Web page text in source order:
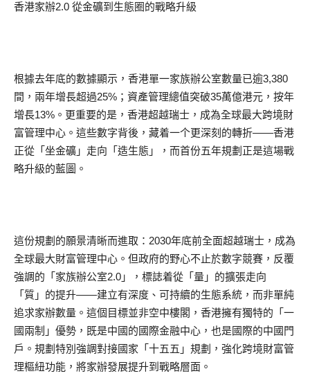
香港家辦2.0 從金礦到生態圈的戰略升級
根據去年底的數據顯示，香港單一家族辦公室數量已逾3,380
間，兩年增長超過25%；資產管理總值突破35萬億港元，按年
增長13%。更重要的是，香港超越瑞士，成為全球最大跨境財
富管理中心。這些數字背後，藏着一个更深刻的轉折——香港
正從「坐金礦」走向「造生態」，而首份五年規劃正是這場戰
略升級的藍圖。
這份規劃的願景清晰而進取：2030年底前全面超越瑞士，成為
全球最大財富管理中心。但政府的野心不止於數字競賽，反覆
強調的「家族辦公室2.0」，標誌着從「量」的擴張走向
「質」的提升——建立有深度、可持續的生態系統，而非單純
追求家辦數量。這個目標並非空中樓閣，香港擁有獨特的「一
國兩制」優勢，既是中國的國際金融中心，也是國際的中國門
戶。規劃特別強調對接國家「十五五」規劃，強化跨境財富管
理樞紐功能，將家辦發展提升到戰略層面。